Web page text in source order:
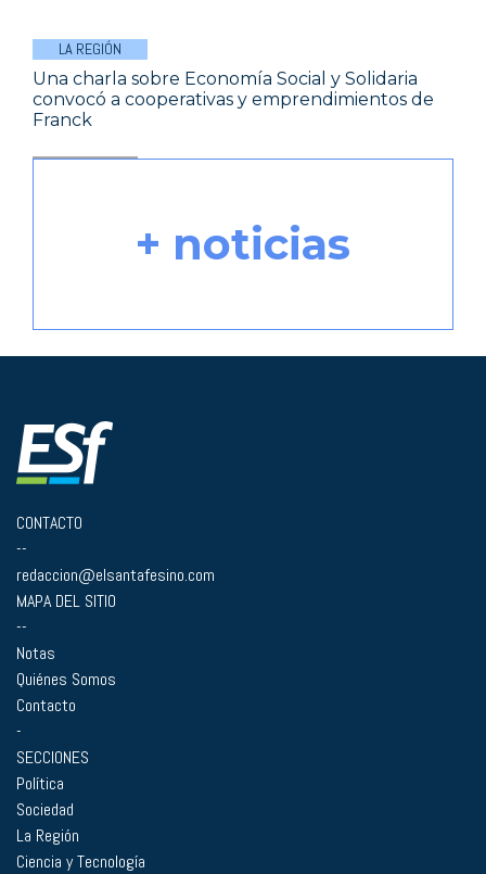
LA REGIÓN
Una charla sobre Economía Social y Solidaria
convocó a cooperativas y emprendimientos de
Franck
+ noticias
CONTACTO
--
redaccion@elsantafesino.com
MAPA DEL SITIO
--
Notas
Quiénes Somos
Contacto
-
SECCIONES
Política
Sociedad
La Región
Ciencia y Tecnología